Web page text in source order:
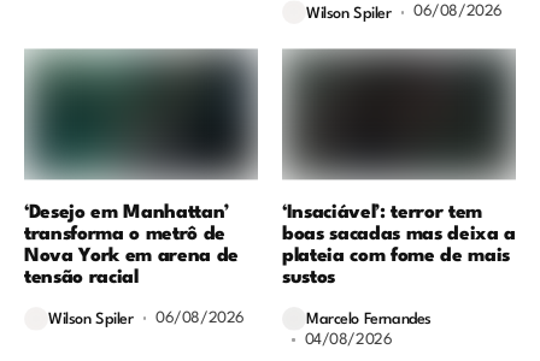
Wilson Spiler 06/08/2026
‘Desejo em Manhattan’
transforma o metrô de
Nova York em arena de
tensão racial
Wilson Spiler 06/08/2026
‘Insaciável’: terror tem
boas sacadas mas deixa a
plateia com fome de mais
sustos
Marcelo Fernandes
04/08/2026